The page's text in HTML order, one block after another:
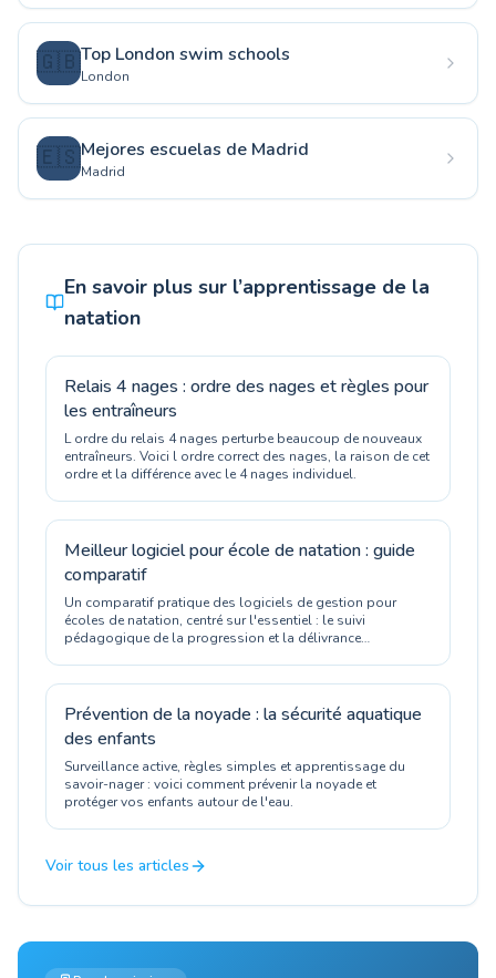
🇬🇧Top London swim schools
London
🇪🇸Mejores escuelas de Madrid
Madrid
En savoir plus sur l’apprentissage de la
natation
Relais 4 nages : ordre des nages et règles pour
les entraîneurs
L ordre du relais 4 nages perturbe beaucoup de nouveaux
entraîneurs. Voici l ordre correct des nages, la raison de cet
ordre et la différence avec le 4 nages individuel.
Meilleur logiciel pour école de natation : guide
comparatif
Un comparatif pratique des logiciels de gestion pour
écoles de natation, centré sur l'essentiel : le suivi
pédagogique de la progression et la délivrance
Prévention de la noyade : la sécurité aquatique
des enfants
Surveillance active, règles simples et apprentissage du
savoir-nager : voici comment prévenir la noyade et
protéger vos enfants autour de l'eau.
Voir tous les articles